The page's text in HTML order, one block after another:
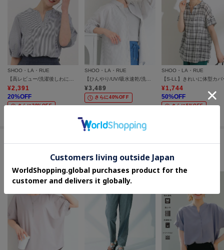
SHOO・LA・RUE
【高レビュー/洗濯後しわになりにくい/インせず着られる】自然に体型カバー 麻調ペプラムブラウス
¥2,391
20%OFF
さらに20%OFF
SHOO・LA・RUE
【ひんやり/UV/吸水速乾/洗濯後しわになりにくい】ラッシュガードにもなる ストライプシャツ
¥3,489
さらに40%OFF
SHOO・LA・RUE
¥1,744
50%OFF
さらに5%OFF
チェックしています